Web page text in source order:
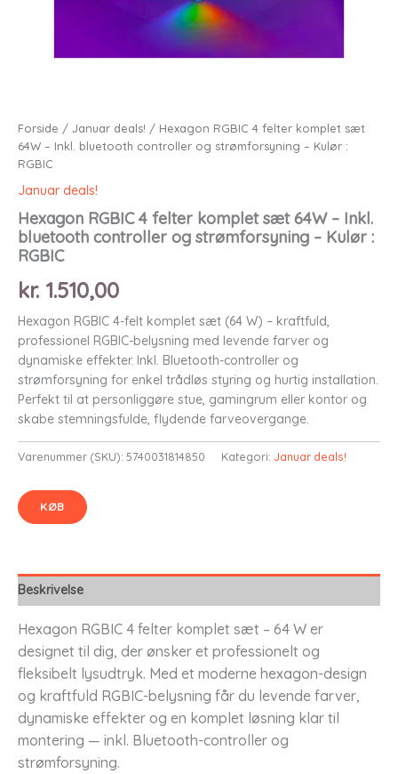
Forside / Januar deals! / Hexagon RGBIC 4 felter komplet sæt
64W – Inkl. bluetooth controller og strømforsyning – Kulør :
RGBIC
Januar deals!
Hexagon RGBIC 4 felter komplet sæt 64W – Inkl.
bluetooth controller og strømforsyning – Kulør :
RGBIC
kr. 1.510,00
Hexagon RGBIC 4-felt komplet sæt (64 W) – kraftfuld,
professionel RGBIC-belysning med levende farver og
dynamiske effekter. Inkl. Bluetooth-controller og
strømforsyning for enkel trådløs styring og hurtig installation.
Perfekt til at personliggøre stue, gamingrum eller kontor og
skabe stemningsfulde, flydende farveovergange.
Varenummer (SKU): 5740031814850 Kategori: Januar deals!
KØB
Beskrivelse
Hexagon RGBIC 4 felter komplet sæt – 64 W er
designet til dig, der ønsker et professionelt og
fleksibelt lysudtryk. Med et moderne hexagon-design
og kraftfuld RGBIC-belysning får du levende farver,
dynamiske effekter og en komplet løsning klar til
montering — inkl. Bluetooth-controller og
strømforsyning.